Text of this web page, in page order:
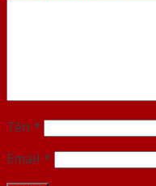
Tên *
Email *